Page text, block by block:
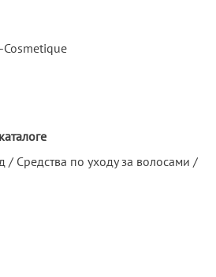
Cosmetique
/ Средства по уходу за волосами /